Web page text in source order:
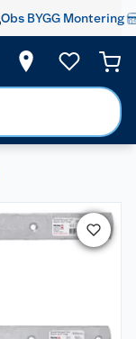
Obs BYGG Montering